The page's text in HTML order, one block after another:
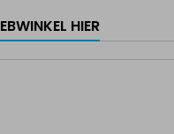
HIER